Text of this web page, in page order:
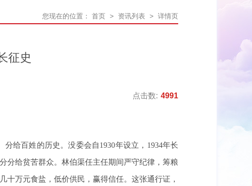
您现在的位置： 首页 > 资讯列表 > 详情页
征史
点击数: 4991
给百姓的历史。没委会自1930年设立，1934年长
分给贫苦群众。林伯渠任主任期间严守纪律，筹粮
万元食盐，低价供民，赢得信任。这张通行证，